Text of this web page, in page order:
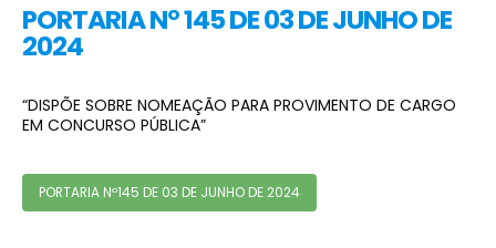
PORTARIA Nº 145 DE 03 DE JUNHO DE
2024
“DISPÕE SOBRE NOMEAÇÃO PARA PROVIMENTO DE CARGO
EM CONCURSO PÚBLICA”
PORTARIA Nº145 DE 03 DE JUNHO DE 2024